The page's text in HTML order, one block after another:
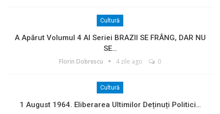
Cultură
A Apărut Volumul 4 Al Seriei BRAZII SE FRÂNG, DAR NU
SE…
Florin Dobrescu 4 zile ago 0
Cultură
1 August 1964. Eliberarea Ultimilor Deținuți Politici…